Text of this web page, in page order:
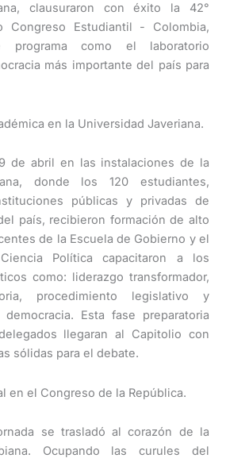
clausuraron con éxito la 42°
Congreso Estudiantil - Colombia,
programa como el laboratorio
más importante del país para
en la Universidad Javeriana.
de abril en las instalaciones de la
donde los 120 estudiantes,
públicas y privadas de
país, recibieron formación de alto
de la Escuela de Gobierno y el
Política capacitaron a los
como: liderazgo transformador,
procedimiento legislativo y
Esta fase preparatoria
llegaran al Capitolio con
sólidas para el debate.
en el Congreso de la República.
se trasladó al corazón de la
Ocupando las curules del